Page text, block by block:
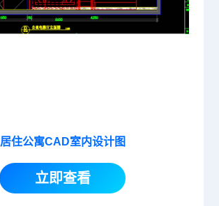
居住公寓CAD室内设计图
立即查看